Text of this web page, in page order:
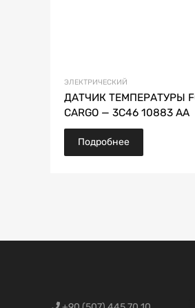
ЭЛЕКТРИЧЕСКИЙ
ДАТЧИК ТЕМПЕРАТУРЫ
CARGO — 3C46 10883 AA
Подробнее